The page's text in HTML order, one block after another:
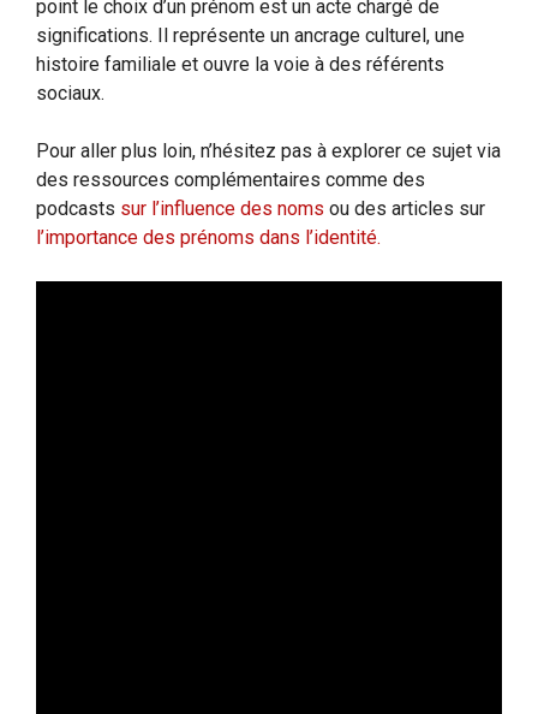
point le choix d’un prénom est un acte chargé de
significations. Il représente un ancrage culturel, une
histoire familiale et ouvre la voie à des référents
sociaux.
Pour aller plus loin, n’hésitez pas à explorer ce sujet via
des ressources complémentaires comme des
podcasts sur l’influence des noms ou des articles sur
l’importance des prénoms dans l’identité.